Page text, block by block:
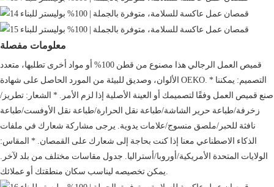
معلومات مفصلة
قميص العمل الرجالي هذا مصنوع من قطن 100% أو مواد أخرى تطلبها، متعدد
الألوان، وصديق للبيئة من المورد الحاصل على شهادة OEKO. * التصميم: يمكننا
صنع قميص العمل وفقًا لتصميمك أو العينة الأصلية إذا لزم الأمر. * الشعار: تطريز/
زخرفة/طباعة حرير الشاشة/طباعة نقل الحرارة/طباعة نقل الأوفست/طباعة
نافثة للحبر/ملصق منسوج/علامات يدوية. يرجى مشاركة شعارك في ملفات
الذكاء الاصطناعي معنا إذا كنت بحاجة إلى شعارك على القمصان. * المقاس:
الولايات المتحدة الأمريكية/أوروبا/أستراليا. جدول مقاسات مختلف من بلد لآخر.